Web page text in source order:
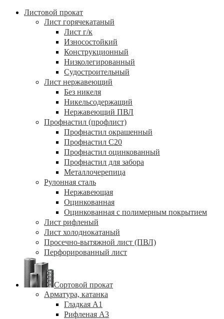
Листовой прокат
Лист горячекатаный
Лист г/к
Износостойкий
Конструкционный
Низколегированный
Судостроительный
Лист нержавеющий
Без никеля
Никельсодержащий
Нержавеющий ПВЛ
Профнастил (профлист)
Профнастил окрашенный
Профнастил С20
Профнастил оцинкованный
Профнастил для забора
Металлочерепица
Рулонная сталь
Нержавеющая
Оцинкованная
Оцинкованная с полимерным покрытием
Лист рифленый
Лист холоднокатаный
Просечно-вытяжной лист (ПВЛ)
Перфорированный лист
Сортовой прокат
Арматура, катанка
Гладкая А1
Рифленая А3